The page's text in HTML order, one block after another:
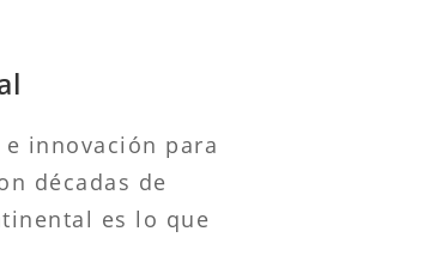
innovación para
décadas de
es lo que